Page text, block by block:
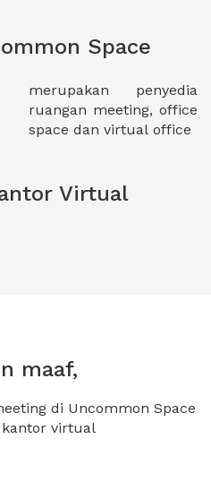
Space
space dan virtual office
Virtual
maaf,
di Uncommon Space
virtual